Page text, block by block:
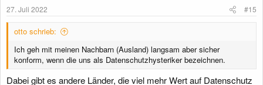
n
27. Juli 2022 #15
otto schrieb:
Ich geh mit meinen Nachbarn (Ausland) langsam aber sicher
konform, wenn die uns als Datenschutzhysteriker bezeichnen.
Dabei gibt es andere Länder, die viel mehr Wert auf Datenschutz